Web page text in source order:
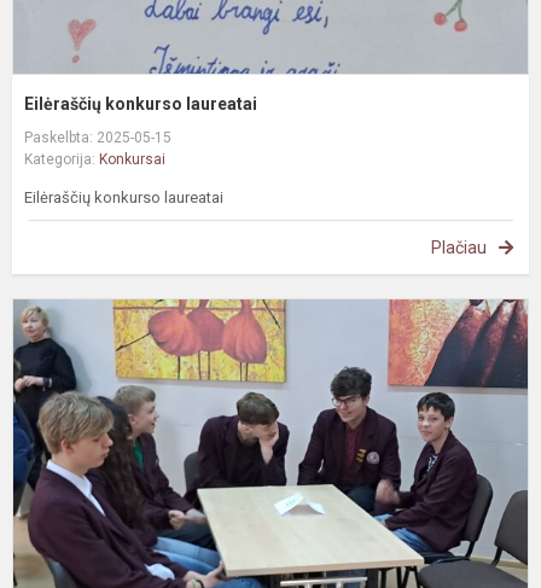
Eilėraščių konkurso laureatai
Paskelbta: 2025-05-15
Kategorija: Konkursai
Eilėraščių konkurso laureatai
Plačiau